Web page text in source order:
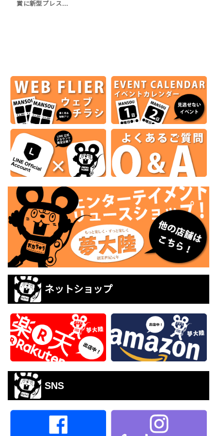
賞に新型プレス…
ネットショップ
SNS